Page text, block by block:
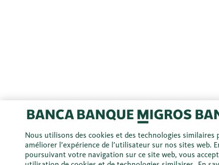
Nous utilisons des cookies et des technologies similaires
améliorer l’expérience de l’utilisateur sur nos sites web.
poursuivant votre navigation sur ce site web, vous